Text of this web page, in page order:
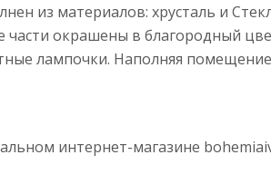
из материалов: хрусталь и
части окрашены в благородный
лампочки. Наполняя
интернет-магазине